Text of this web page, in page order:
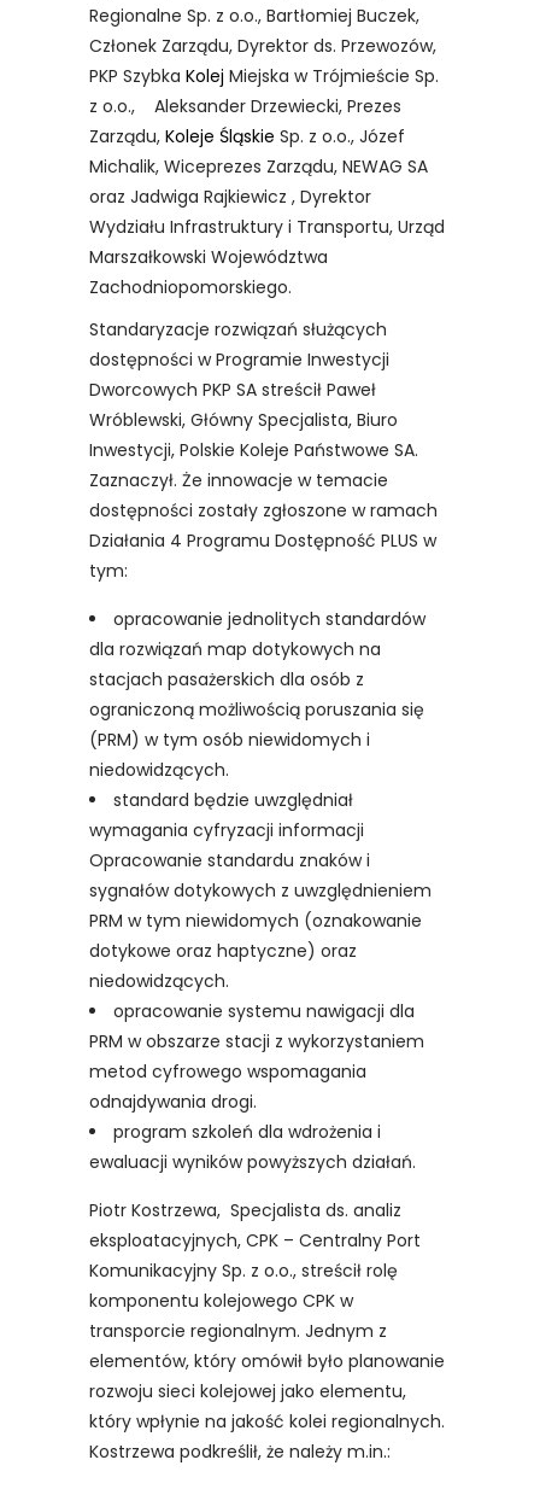
Regionalne Sp. z o.o., Bartłomiej Buczek,
Członek Zarządu, Dyrektor ds. Przewozów,
PKP Szybka Kolej Miejska w Trójmieście Sp.
z o.o., Aleksander Drzewiecki, Prezes
Zarządu, Koleje Śląskie Sp. z o.o., Józef
Michalik, Wiceprezes Zarządu, NEWAG SA
oraz Jadwiga Rajkiewicz , Dyrektor
Wydziału Infrastruktury i Transportu, Urząd
Marszałkowski Województwa
Zachodniopomorskiego.
Standaryzacje rozwiązań służących
dostępności w Programie Inwestycji
Dworcowych PKP SA streścił Paweł
Wróblewski, Główny Specjalista, Biuro
Inwestycji, Polskie Koleje Państwowe SA.
Zaznaczył. Że innowacje w temacie
dostępności zostały zgłoszone w ramach
Działania 4 Programu Dostępność PLUS w
tym:
opracowanie jednolitych standardów
dla rozwiązań map dotykowych na
stacjach pasażerskich dla osób z
ograniczoną możliwością poruszania się
(PRM) w tym osób niewidomych i
niedowidzących.
standard będzie uwzględniał
wymagania cyfryzacji informacji
Opracowanie standardu znaków i
sygnałów dotykowych z uwzględnieniem
PRM w tym niewidomych (oznakowanie
dotykowe oraz haptyczne) oraz
niedowidzących.
opracowanie systemu nawigacji dla
PRM w obszarze stacji z wykorzystaniem
metod cyfrowego wspomagania
odnajdywania drogi.
program szkoleń dla wdrożenia i
ewaluacji wyników powyższych działań.
Piotr Kostrzewa, Specjalista ds. analiz
eksploatacyjnych, CPK – Centralny Port
Komunikacyjny Sp. z o.o., streścił rolę
komponentu kolejowego CPK w
transporcie regionalnym. Jednym z
elementów, który omówił było planowanie
rozwoju sieci kolejowej jako elementu,
który wpłynie na jakość kolei regionalnych.
Kostrzewa podkreślił, że należy m.in.: